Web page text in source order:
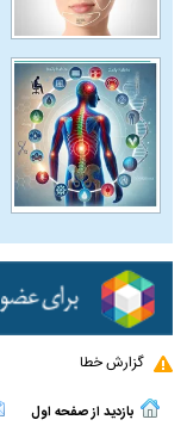
گزارش خطا
بازدید از صفحه اول